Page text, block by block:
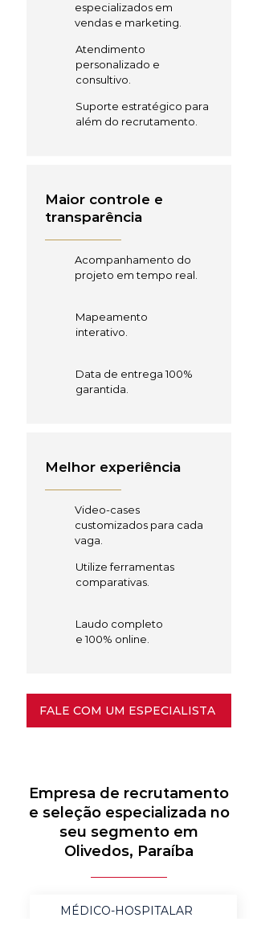
especializados em
vendas e marketing.
Atendimento
personalizado e
consultivo.
Suporte estratégico para
além do recrutamento.
Maior controle e
transparência
Acompanhamento do
projeto em tempo real.
Mapeamento
interativo.
Data de entrega 100%
garantida.
Melhor experiência
Video-cases
customizados para cada
vaga.
Utilize ferramentas
comparativas.
Laudo completo
e 100% online.
FALE COM UM ESPECIALISTA
Empresa de recrutamento
e seleção especializada no
seu segmento em
Olivedos, Paraíba
MÉDICO-HOSPITALAR